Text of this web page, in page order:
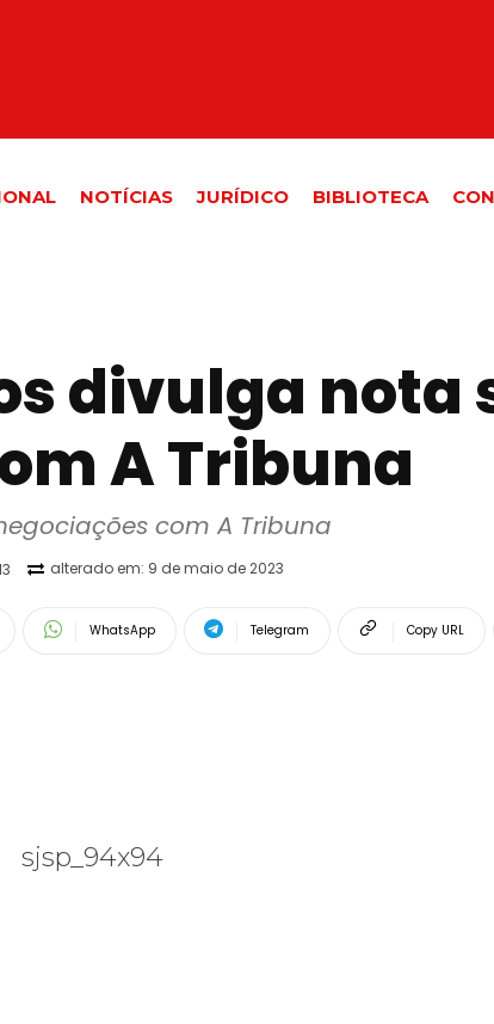
NOTÍCIAS JURÍDICO BIBLIOTECA
divulga nota
A Tribuna
com A Tribuna
alterado em: 9 de maio de 2023
WhatsApp Telegram Copy URL